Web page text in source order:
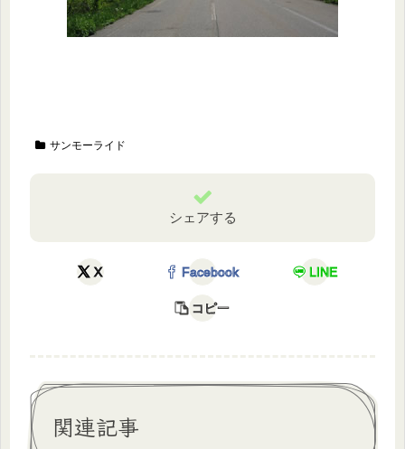
サンモーライド
シェアする
X Facebook LINE
コピー
関連記事